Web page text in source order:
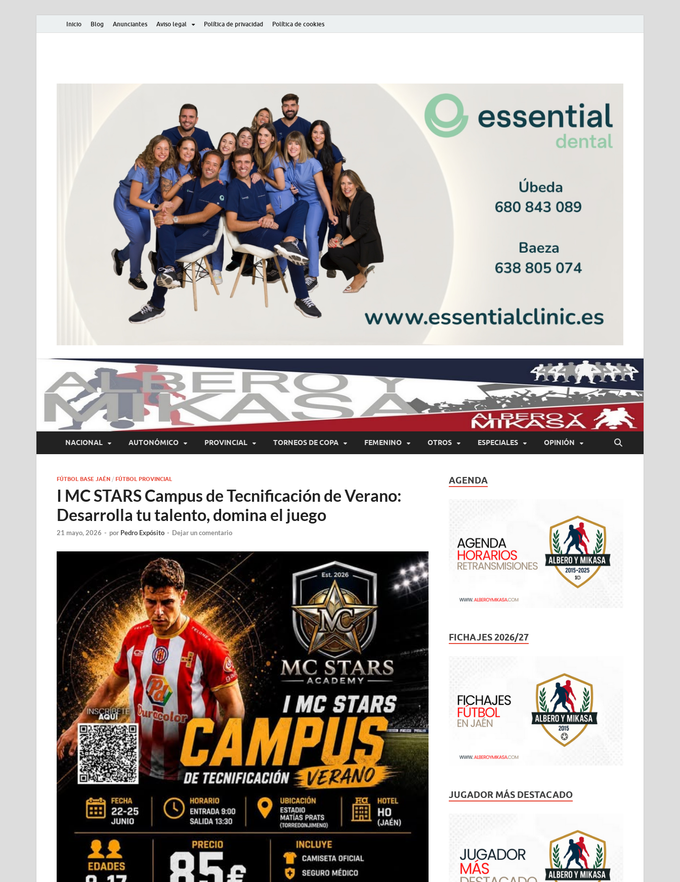
Inicio Blog Anunciantes Aviso legal Política de privacidad Política de cookies
NACIONAL AUTONÓMICO PROVINCIAL TORNEOS DE COPA FEMENINO OTROS ESPECIALES OPINIÓN
FÚTBOL BASE JAÉN / FÚTBOL PROVINCIAL
I MC STARS Campus de Tecnificación de Verano:
Desarrolla tu talento, domina el juego
21 mayo, 2026 - por Pedro Expósito - Dejar un comentario
AGENDA
FICHAJES 2026/27
JUGADOR MÁS DESTACADO